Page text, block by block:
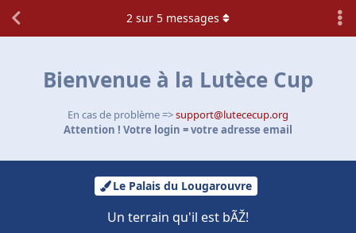
Bienvenue à la Lutèce Cup
En cas de problème =>support@lutececup.org
Attention ! Votre login = votre adresse email
Le Palais du Lougarouvre
Un terrain qu'il est bÃŽ!
2 sur 5 messages